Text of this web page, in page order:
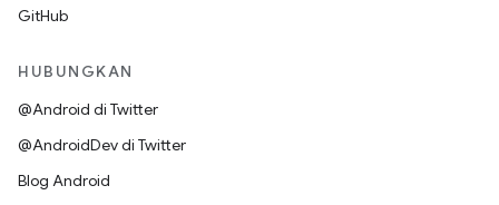
GitHub
HUBUNGKAN
@Android di Twitter
@AndroidDev di Twitter
Blog Android